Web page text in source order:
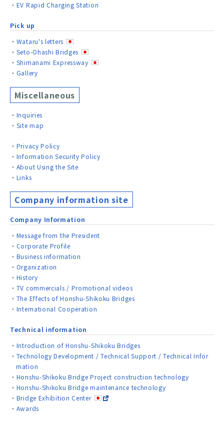
EV Rapid Charging Station
Pick up
Wataru's letters
Seto-Ohashi Bridges
Shimanami Expressway
Gallery
Miscellaneous
Inquiries
Site map
Privacy Policy
Information Security Policy
About Using the Site
Links
Company information site
Company Information
Message from the President
Corporate Profile
Business information
Organization
History
TV commercials / Promotional videos
The Effects of Honshu-Shikoku Bridges
International Cooperation
Technical information
Introduction of Honshu-Shikoku Bridges
Technology Development / Technical Support / Technical Infor
mation
Honshu-Shikoku Bridge Project construction technology
Honshu-Shikoku Bridge maintenance technology
Bridge Exhibition Center
Awards